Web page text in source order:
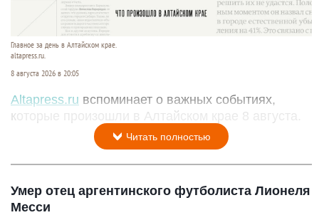
Главное за день в Алтайском крае.
altapress.ru.
8 августа 2026 в 20:05
Altapress.ru вспоминает о важных событиях,
которые произошли в Алтайском крае 8 августа.
Читать полностью
Умер отец аргентинского футболиста Лионеля
Месси